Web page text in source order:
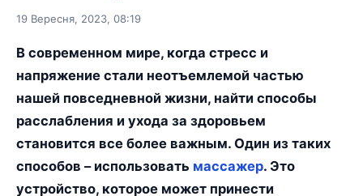
19 Вересня, 2023, 08:19
В современном мире, когда стресс и
напряжение стали неотъемлемой частью
нашей повседневной жизни, найти способы
расслабления и ухода за здоровьем
становится все более важным. Один из таких
способов – использовать массажер. Это
устройство, которое может принести